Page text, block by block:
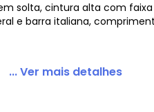
solta, cintura alta com
e barra italiana,
... Ver mais detalhes